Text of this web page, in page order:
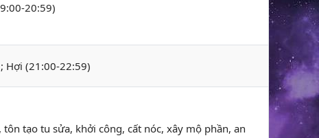
20:59)
Hợi (21:00-22:59)
tạo tu sửa, khởi công, cất nóc, xây mộ phần, an